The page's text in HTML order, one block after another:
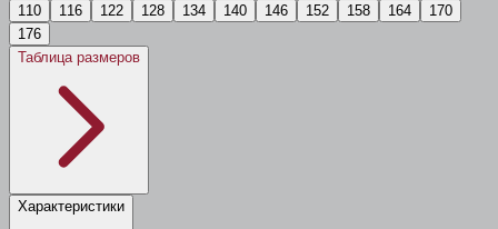
110 116 122 128 134 140 146 152 158 164
170
176
Таблица размеров
Характеристики